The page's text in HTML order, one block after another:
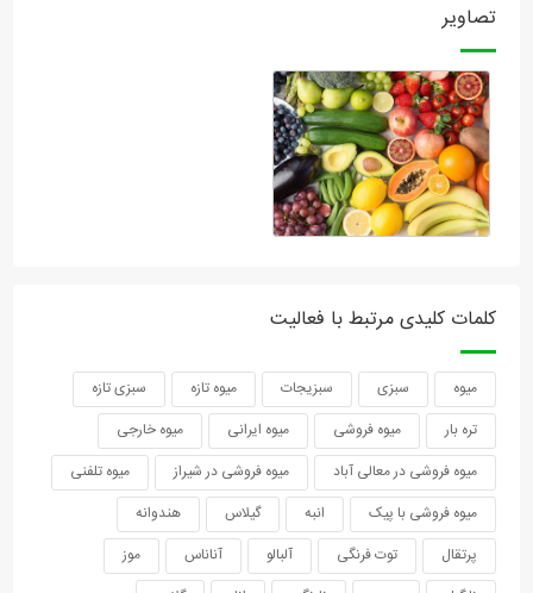
تصاویر
کلمات کلیدی مرتبط با فعالیت
میوه سبزی سبزیجات میوه تازه
سبزی تازه
تره بار
میوه فروشی میوه ایرانی
میوه خارجی
میوه فروشی در معالی آباد
میوه فروشی در شیراز
میوه تلفنی
میوه فروشی با پیک
انبه گیلاس
هندوانه
پرتقال
توت فرنگی آلبالو آناناس
موز